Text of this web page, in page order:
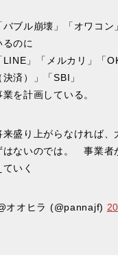
ブル崩壊」「オワコン
のに
LINE」「メルカリ」「
決済）」「SBI」
を計画している。
盛り上がらなければ、
はないのでは。 事業者
いく
オオヒラ (@pannajf)